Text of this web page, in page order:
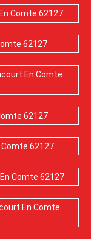
Comte 62127
62127
En Comte
62127
62127
Comte 62127
En Comte